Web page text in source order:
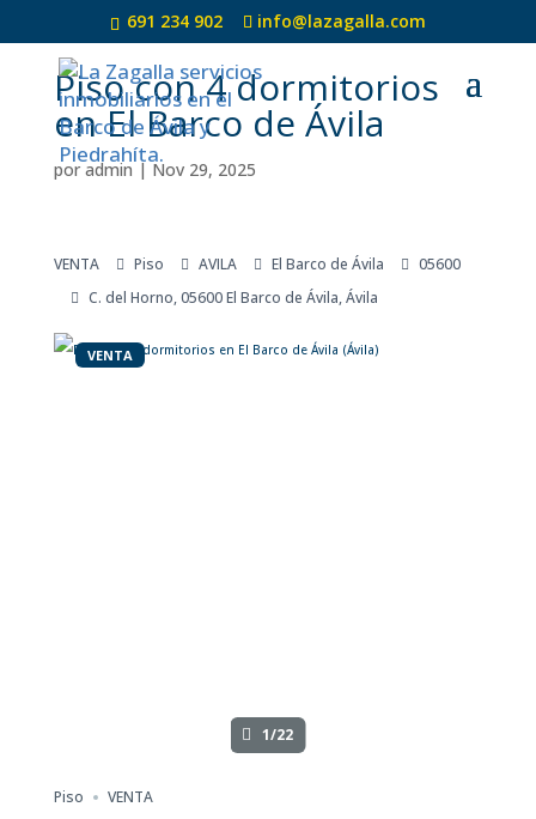
691 234 902 info@lazagalla.com
Piso con 4 dormitorios
en El Barco de Ávila
poradmin|Nov 29, 2025
VENTA Piso AVILA El Barco de Ávila
05600
C. del Horno, 05600 El Barco de Ávila, Ávila
VENTA
1/22
Piso VENTA